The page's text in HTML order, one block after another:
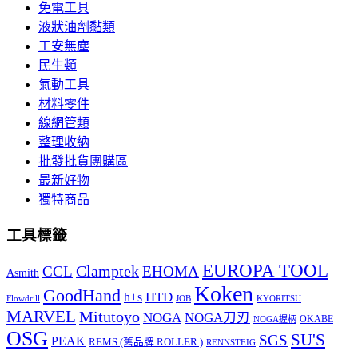
免電工具
液狀油劑黏類
工安無塵
民生類
氣動工具
材料零件
線網管類
整理收納
批發批貨團購區
最新好物
獨特商品
工具標籤
Asmith CCL ClamptekEHOMA EUROPA TOOL
Flowdrill GoodHand h+s HTD JOB Koken KYORITSU
MARVEL Mitutoyo NOGA NOGA刀刃 NOGA握柄 OKABE
OSG PEAK REMS (舊品牌 ROLLER ) RENNSTEIG SGS SU'S